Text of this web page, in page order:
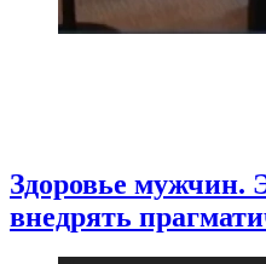
Здоровье мужчин.
внедрять